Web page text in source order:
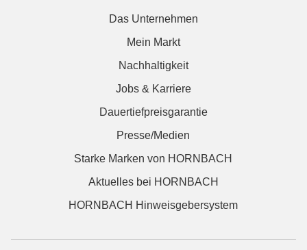
Das Unternehmen
Mein Markt
Nachhaltigkeit
Jobs & Karriere
Dauertiefpreisgarantie
Presse/Medien
Starke Marken von HORNBACH
Aktuelles bei HORNBACH
HORNBACH Hinweisgebersystem